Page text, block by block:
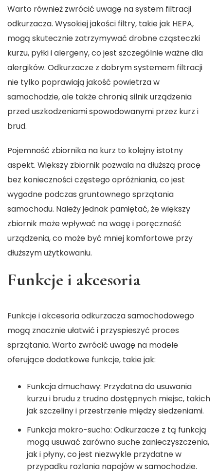
Warto również zwrócić uwagę na system filtracji
odkurzacza. Wysokiej jakości filtry, takie jak HEPA,
mogą skutecznie zatrzymywać drobne cząsteczki
kurzu, pyłki i alergeny, co jest szczególnie ważne dla
alergików. Odkurzacze z dobrym systemem filtracji
nie tylko poprawiają jakość powietrza w
samochodzie, ale także chronią silnik urządzenia
przed uszkodzeniami spowodowanymi przez kurz i
brud.
Pojemność zbiornika na kurz to kolejny istotny
aspekt. Większy zbiornik pozwala na dłuższą pracę
bez konieczności częstego opróżniania, co jest
wygodne podczas gruntownego sprzątania
samochodu. Należy jednak pamiętać, że większy
zbiornik może wpływać na wagę i poręczność
urządzenia, co może być mniej komfortowe przy
dłuższym użytkowaniu.
Funkcje i akcesoria
Funkcje i akcesoria odkurzacza samochodowego
mogą znacznie ułatwić i przyspieszyć proces
sprzątania. Warto zwrócić uwagę na modele
oferujące dodatkowe funkcje, takie jak:
Funkcja dmuchawy: Przydatna do usuwania
kurzu i brudu z trudno dostępnych miejsc, takich
jak szczeliny i przestrzenie między siedzeniami.
Funkcja mokro-sucho: Odkurzacze z tą funkcją
mogą usuwać zarówno suche zanieczyszczenia,
jak i płyny, co jest niezwykle przydatne w
przypadku rozlania napojów w samochodzie.